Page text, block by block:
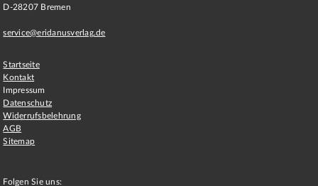
D-28207 Bremen
service@eridanusverlag.de
Startseite
Kontakt
Impressum
Datenschutz
Widerrufsbelehrung
AGB
Sitemap
Folgen Sie uns: